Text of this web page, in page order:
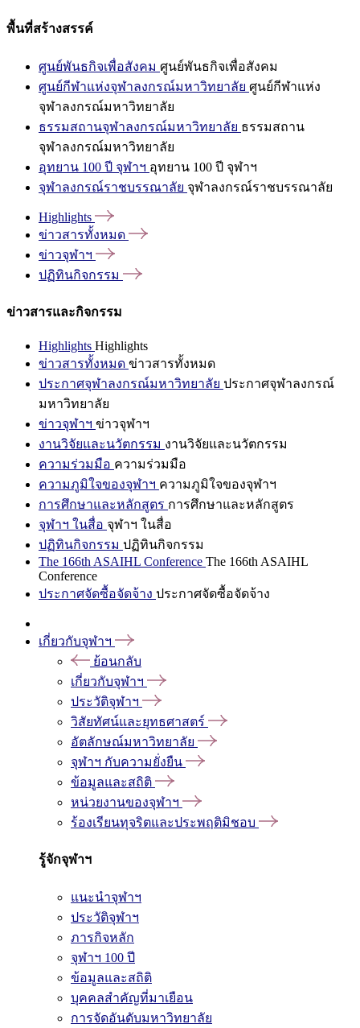
พื้นที่สร้างสรรค์
ศูนย์พันธกิจเพื่อสังคม ศูนย์พันธกิจเพื่อสังคม
ศูนย์กีฬาแห่งจุฬาลงกรณ์มหาวิทยาลัย ศูนย์กีฬาแห่ง
จุฬาลงกรณ์มหาวิทยาลัย
ธรรมสถานจุฬาลงกรณ์มหาวิทยาลัย ธรรมสถาน
จุฬาลงกรณ์มหาวิทยาลัย
อุทยาน 100 ปี จุฬาฯ อุทยาน 100 ปี จุฬาฯ
จุฬาลงกรณ์ราชบรรณาลัย จุฬาลงกรณ์ราชบรรณาลัย
Highlights
ข่าวสารทั้งหมด
ข่าวจุฬาฯ
ปฏิทินกิจกรรม
ข่าวสารและกิจกรรม
Highlights Highlights
ข่าวสารทั้งหมด ข่าวสารทั้งหมด
ประกาศจุฬาลงกรณ์มหาวิทยาลัย ประกาศจุฬาลงกรณ์
มหาวิทยาลัย
ข่าวจุฬาฯ ข่าวจุฬาฯ
งานวิจัยและนวัตกรรม งานวิจัยและนวัตกรรม
ความร่วมมือ ความร่วมมือ
ความภูมิใจของจุฬาฯ ความภูมิใจของจุฬาฯ
การศึกษาและหลักสูตร การศึกษาและหลักสูตร
จุฬาฯ ในสื่อ จุฬาฯ ในสื่อ
ปฏิทินกิจกรรม ปฏิทินกิจกรรม
The 166th ASAIHL Conference The 166th ASAIHL
Conference
ประกาศจัดซื้อจัดจ้าง ประกาศจัดซื้อจัดจ้าง
เกี่ยวกับจุฬาฯ
ย้อนกลับ
เกี่ยวกับจุฬาฯ
ประวัติจุฬาฯ
วิสัยทัศน์และยุทธศาสตร์
อัตลักษณ์มหาวิทยาลัย
จุฬาฯ กับความยั่งยืน
ข้อมูลและสถิติ
หน่วยงานของจุฬาฯ
ร้องเรียนทุจริตและประพฤติมิชอบ
รู้จักจุฬาฯ
แนะนำจุฬาฯ
ประวัติจุฬาฯ
ภารกิจหลัก
จุฬาฯ 100 ปี
ข้อมูลและสถิติ
บุคคลสำคัญที่มาเยือน
การจัดอันดับมหาวิทยาลัย